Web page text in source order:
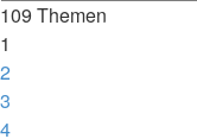
109 Themen
1
2
3
4